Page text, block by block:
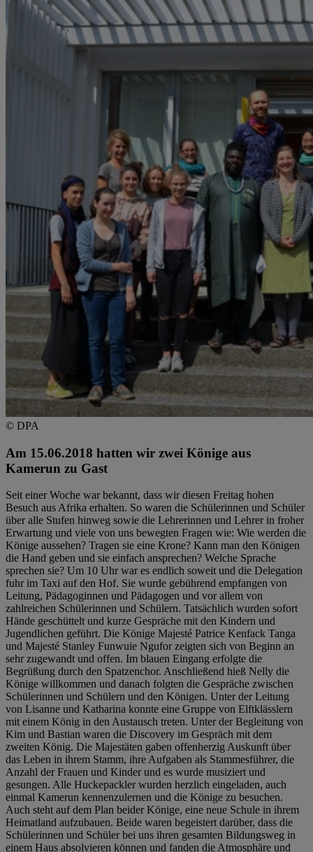
© DPA
Am 15.06.2018 hatten wir zwei Könige aus
Kamerun zu Gast
Seit einer Woche war bekannt, dass wir diesen Freitag hohen
Besuch aus Afrika erhalten. So waren die Schülerinnen und Schüler
über alle Stufen hinweg sowie die Lehrerinnen und Lehrer in froher
Erwartung und viele von uns bewegten Fragen wie: Wie werden die
Könige aussehen? Tragen sie eine Krone? Kann man den Königen
die Hand geben und sie einfach ansprechen? Welche Sprache
sprechen sie? Um 10 Uhr war es endlich soweit und die Delegation
fuhr im Taxi auf den Hof. Sie wurde gebührend empfangen von
Leitung, Pädagoginnen und Pädagogen und vor allem von
zahlreichen Schülerinnen und Schülern. Tatsächlich wurden sofort
Hände geschüttelt und kurze Gespräche mit den Kindern und
Jugendlichen geführt. Die Könige Majesté Patrice Kenfack Tanga
und Majesté Stanley Funwuie Ngufor zeigten sich von Beginn an
sehr zugewandt und offen. Im blauen Eingang erfolgte die
Begrüßung durch den Spatzenchor. Anschließend hieß Nelly die
Könige willkommen und danach folgten die Gespräche zwischen
Schülerinnen und Schülern und den Königen. Unter der Leitung
von Lisanne und Katharina konnte eine Gruppe von Elftklässlern
mit einem König in den Austausch treten. Unter der Begleitung von
Kim und Bastian waren die Discovery im Gespräch mit dem
zweiten König. Die Majestäten gaben offenherzig Auskunft über
das Leben in ihrem Stamm, ihre Aufgaben als Stammesführer, die
Anzahl der Frauen und Kinder und es wurde musiziert und
gesungen. Alle Huckepackler wurden herzlich eingeladen, auch
einmal Kamerun kennenzulernen und die Könige zu besuchen.
Auch steht auf dem Plan beider Könige, eine neue Schule in ihrem
Heimatland aufzubauen. Beide waren begeistert darüber, dass die
Schülerinnen und Schüler bei uns ihren gesamten Bildungsweg in
einem Haus absolvieren können und fanden die Atmosphäre und